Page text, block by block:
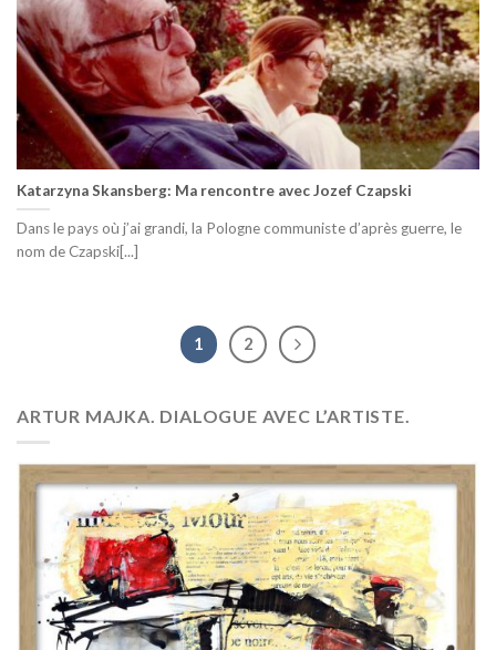
Katarzyna Skansberg: Ma rencontre avec Jozef Czapski
Dans le pays où j’ai grandi, la Pologne communiste d’après guerre, le
nom de Czapski[...]
1 2
ARTUR MAJKA. DIALOGUE AVEC L’ARTISTE.